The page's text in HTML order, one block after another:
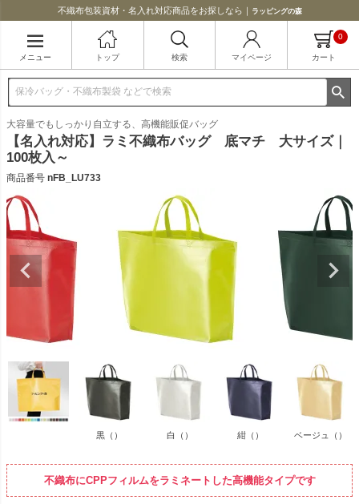
不織布包装資材・名入れ対応商品をお探しなら｜ ラッピングの森
メニュー トップ 検索 マイページ カート
0
大容量でもしっかり自立する、高機能販促バッグ
【名入れ対応】ラミ不織布バッグ 底マチ 大サイズ｜
100枚入～
商品番号 nFB_LU733
黒（） 白（） 紺（） ベージュ（）
不織布にCPPフィルムをラミネートした高機能タイプです